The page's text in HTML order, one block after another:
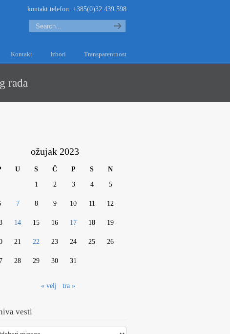
kontakt telefon: +385(0)32 439 598
Search
Kontakt Izbori Transparentnost
rada
ožujak 2023
U S Č P S N
1 2 3 4 5
7 8 9 10 11 12
14 15 16 17 18 19
21 22 23 24 25 26
28 29 30 31
« velj tra »
vesti